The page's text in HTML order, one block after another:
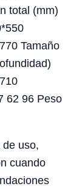
total (mm)
Tamaño
62 96 Peso
uso,
cuando